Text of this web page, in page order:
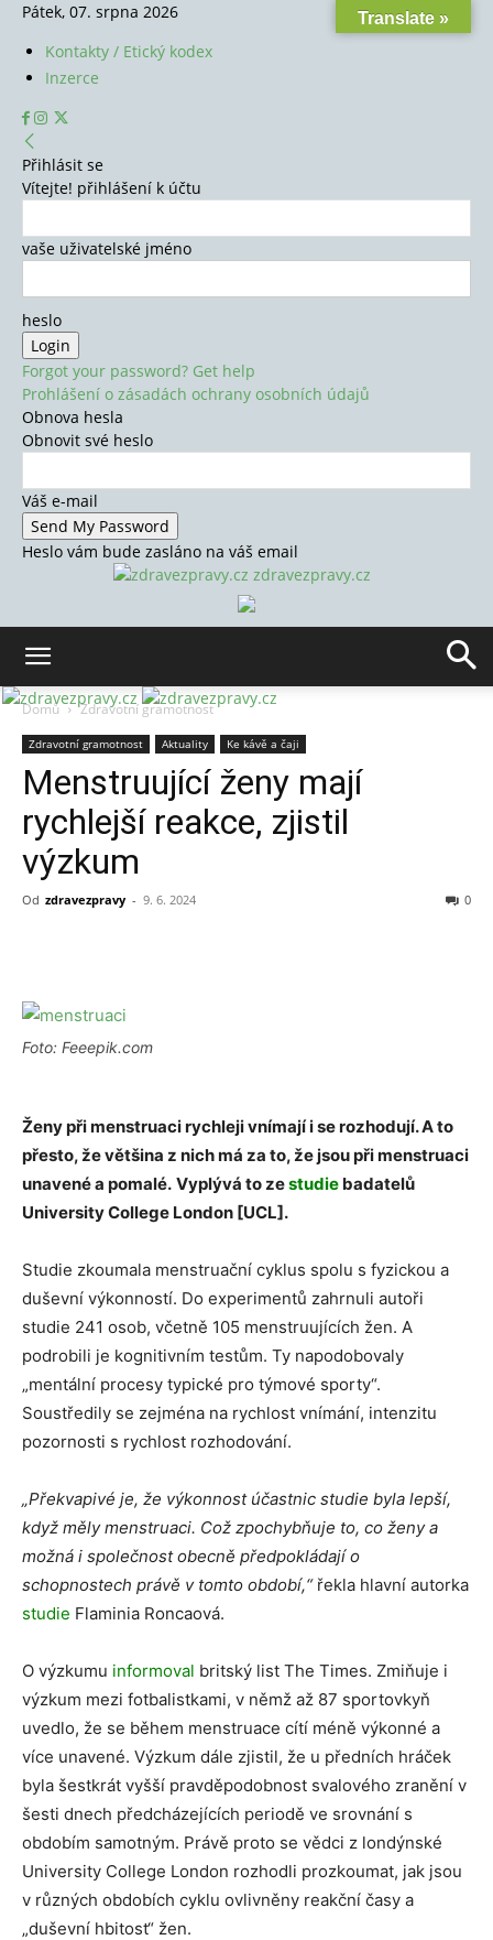
Pátek, 07. srpna 2026
Kontakty / Etický kodex
Inzerce
Přihlásit se
Vítejte! přihlášení k účtu
vaše uživatelské jméno
heslo
Forgot your password? Get help
Prohlášení o zásadách ochrany osobních údajů
Obnova hesla
Obnovit své heslo
Váš e-mail
Heslo vám bude zasláno na váš email
zdravezpravy.cz
Domů Zdravotní gramotnost
Zdravotní gramotnost Aktuality Ke kávě a čaji
Menstruující ženy mají
rychlejší reakce, zjistil
výzkum
Od zdravezpravy - 9. 6. 2024 0
Foto: Feeepik.com
Ženy při menstruaci rychleji vnímají i se rozhodují. A to
přesto, že většina z nich má za to, že jsou při menstruaci
unavené a pomalé. Vyplývá to zestudie badatelů
University College London [UCL].
Studie zkoumala menstruační cyklus spolu s fyzickou a
duševní výkonností. Do experimentů zahrnuli autoři
studie 241 osob, včetně 105 menstruujících žen. A
podrobili je kognitivním testům. Ty napodobovaly
„mentální procesy typické pro týmové sporty“.
Soustředily se zejména na rychlost vnímání, intenzitu
pozornosti s rychlost rozhodování.
„Překvapivé je, že výkonnost účastnic studie byla lepší,
když měly menstruaci. Což zpochybňuje to, co ženy a
možná i společnost obecně předpokládají o
schopnostech právě v tomto období,“řekla hlavní autorka
studie Flaminia Roncaová.
O výzkumu informoval britský list The Times. Zmiňuje i
výzkum mezi fotbalistkami, v němž až 87 sportovkyň
uvedlo, že se během menstruace cítí méně výkonné a
více unavené. Výzkum dále zjistil, že u předních hráček
byla šestkrát vyšší pravděpodobnost svalového zranění v
šesti dnech předcházejících periodě ve srovnání s
obdobím samotným. Právě proto se vědci z londýnské
University College London rozhodli prozkoumat, jak jsou
v různých obdobích cyklu ovlivněny reakční časy a
„duševní hbitost“ žen.
Translate »